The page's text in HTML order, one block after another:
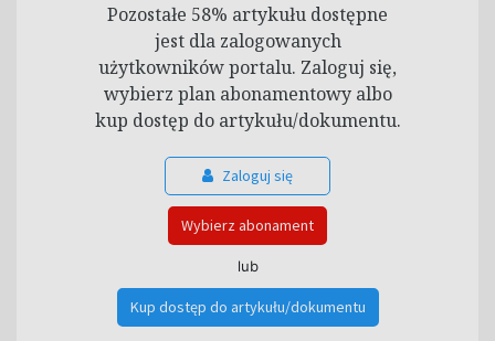
Pozostałe 58% artykułu dostępne
jest dla zalogowanych
użytkowników portalu. Zaloguj się,
wybierz plan abonamentowy albo
kup dostęp do artykułu/dokumentu.
Zaloguj się
Wybierz abonament
lub
Kup dostęp do artykułu/dokumentu